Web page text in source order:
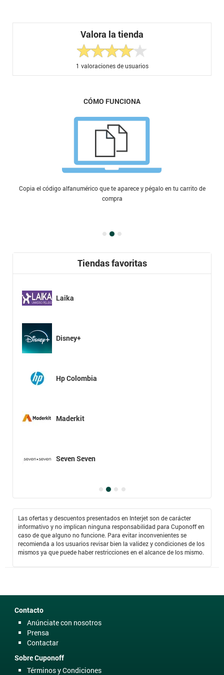
Valora la tienda
1 valoraciones de usuarios
CÓMO FUNCIONA
Copia el código alfanumérico que te aparece y pégalo en tu carrito de
compra
Tiendas favoritas
Laika
Disney+
Hp Colombia
Maderkit
Seven Seven
Las ofertas y descuentos presentados en Interjet son de carácter
informativo y no implican ninguna responsabilidad para Cuponoff en
caso de que alguno no funcione. Para evitar inconvenientes se
recomienda a los usuarios revisar bien la validez y condiciones de los
mismos ya que puede haber restricciones en el alcance de los mismo.
Contacto
Anúnciate con nosotros
Prensa
Contactar
Sobre Cuponoff
Términos y Condiciones